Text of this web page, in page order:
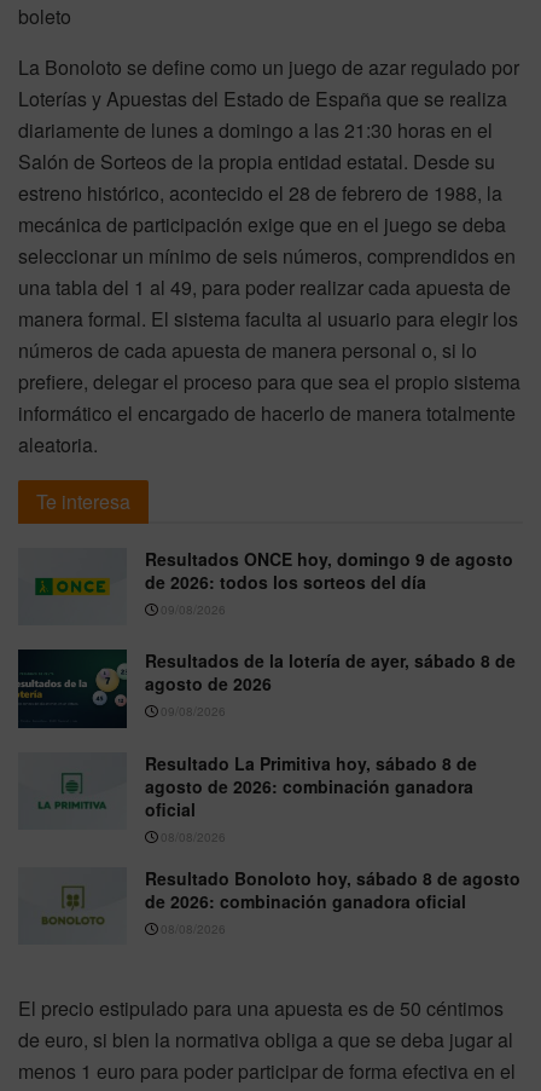
boleto
La Bonoloto se define como un juego de azar regulado por
Loterías y Apuestas del Estado de España que se realiza
diariamente de lunes a domingo a las 21:30 horas en el
Salón de Sorteos de la propia entidad estatal. Desde su
estreno histórico, acontecido el 28 de febrero de 1988, la
mecánica de participación exige que en el juego se deba
seleccionar un mínimo de seis números, comprendidos en
una tabla del 1 al 49, para poder realizar cada apuesta de
manera formal. El sistema faculta al usuario para elegir los
números de cada apuesta de manera personal o, si lo
prefiere, delegar el proceso para que sea el propio sistema
informático el encargado de hacerlo de manera totalmente
aleatoria.
Te interesa
Resultados ONCE hoy, domingo 9 de agosto
de 2026: todos los sorteos del día
09/08/2026
Resultados de la lotería de ayer, sábado 8 de
agosto de 2026
09/08/2026
Resultado La Primitiva hoy, sábado 8 de
agosto de 2026: combinación ganadora
oficial
08/08/2026
Resultado Bonoloto hoy, sábado 8 de agosto
de 2026: combinación ganadora oficial
08/08/2026
El precio estipulado para una apuesta es de 50 céntimos
de euro, si bien la normativa obliga a que se deba jugar al
menos 1 euro para poder participar de forma efectiva en el